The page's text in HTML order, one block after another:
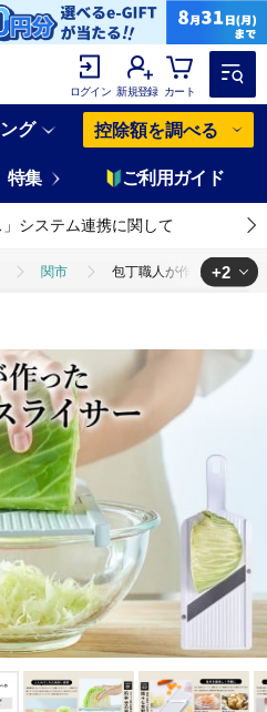
ログイン 新規登録 カート
グ 控除額を調べる
特集 ご利用ガイド
」システム連携に関して
関市 包丁職人が作ったキャベ
チン用品 包丁職人が作ったキャベ
+2